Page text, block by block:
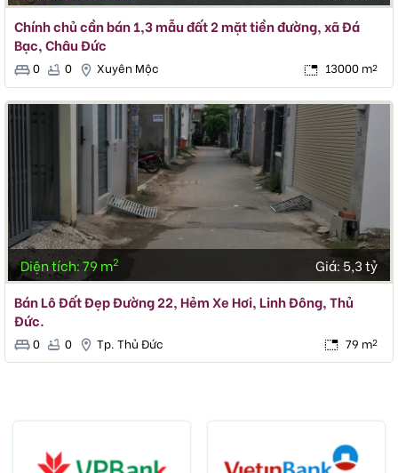
Chính chủ cần bán 1,3 mẫu đất 2 mặt tiền đường, xã Đá
Bạc, Châu Đức
0 0 Xuyên Mộc 13000 m2
Diện tích: 79 m2 Giá: 5,3 tỷ
Bán Lô Đất Đẹp Đường 22, Hẻm Xe Hơi, Linh Đông, Thủ
Đức.
0 0 Tp. Thủ Đức 79 m2